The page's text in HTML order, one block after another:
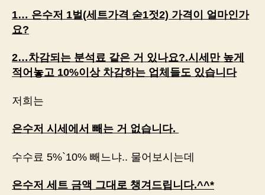
1… 은수저 1벌(세트가격 숟1젓2) 가격이 얼마인가
요?
2…차감되는 분석료 같은 거 있나요?.시세만 높게
적어놓고 10%이상 차감하는 업체들도 있습니다
저희는
은수저 시세에서 빼는 거 없습니다.
수수료 5%`10% 빼느냐.. 물어보시는데
은수저 세트 금액 그대로 챙겨드립니다.^^*